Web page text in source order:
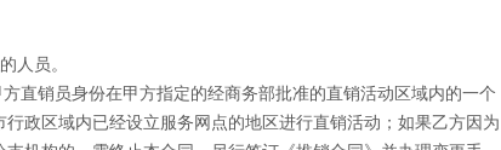
人员。
直销员身份在甲方指定的经商务部批准的直销活动区域内的一个
政区域内已经设立服务网点的地区进行直销活动；如果乙方因为